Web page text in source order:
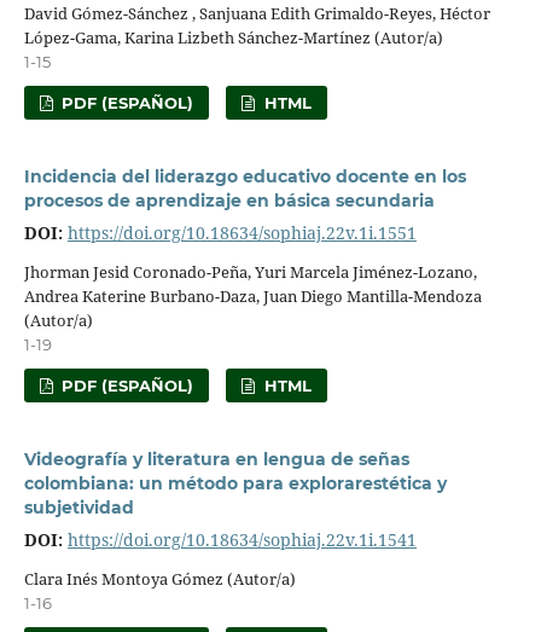
David Gómez-Sánchez , Sanjuana Edith Grimaldo-Reyes, Héctor
López-Gama, Karina Lizbeth Sánchez-Martínez (Autor/a)
1-15
PDF (ESPAÑOL) HTML
Incidencia del liderazgo educativo docente en los
procesos de aprendizaje en básica secundaria
DOI: https://doi.org/10.18634/sophiaj.22v.1i.1551
Jhorman Jesid Coronado-Peña, Yuri Marcela Jiménez-Lozano,
Andrea Katerine Burbano-Daza, Juan Diego Mantilla-Mendoza
(Autor/a)
1-19
PDF (ESPAÑOL) HTML
Videografía y literatura en lengua de señas
colombiana: un método para explorarestética y
subjetividad
DOI: https://doi.org/10.18634/sophiaj.22v.1i.1541
Clara Inés Montoya Gómez (Autor/a)
1-16